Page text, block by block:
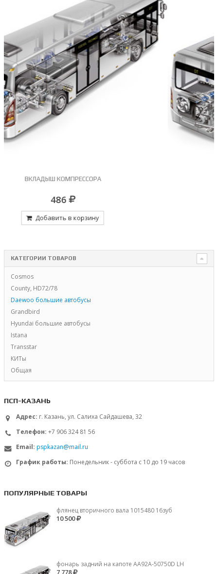
ГЛАВНЫЙ ТОРМ.КРАН С ПЕДАЛЬЮ E-6
Добавить в корзину
КАТЕГОРИИ ТОВАРОВ
Cosmos
County, HD72/78
Daewoo большие автобусы
Grandbird
Hyundai большие автобусы
Istana
Transstar
КИТы
Общая
ПСП-КАЗАНЬ
Адрес: г. Казань, ул. Салиха Сайдашева, 32
Телефон: +7 906 324 81 56
Email: pspkazan@mail.ru
График работы: Понедельник - суббота с 10 до 19 часов
ПОПУЛЯРНЫЕ ТОВАРЫ
флянец вторичного вала 1015480 16зуб
10 500
фонарь задний на капоте AA92A-50750D LH
7 778